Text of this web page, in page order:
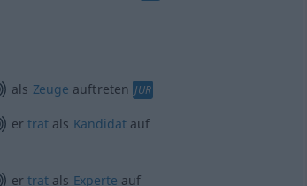
als Zeuge auftreten JUR
ertratals Kandidatauf
ertratals Experte auf